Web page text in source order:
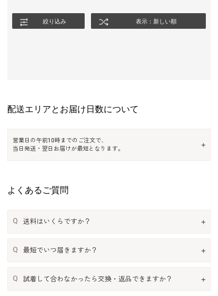
絞り込み 表示：新しい順
配送エリアとお届け日数について
営業日の午前10時までのご注文で、
当日発送・翌日お届けが最短となります。
よくあるご質問
Q 送料はいくらですか？
Q 最短でいつ届きますか？
Q 試着して合わなかったら交換・返品できますか？